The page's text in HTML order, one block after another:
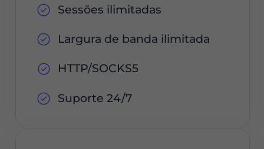
Sessões ilimitadas
Largura de banda ilimitada
HTTP/SOCKS5
Suporte 24/7